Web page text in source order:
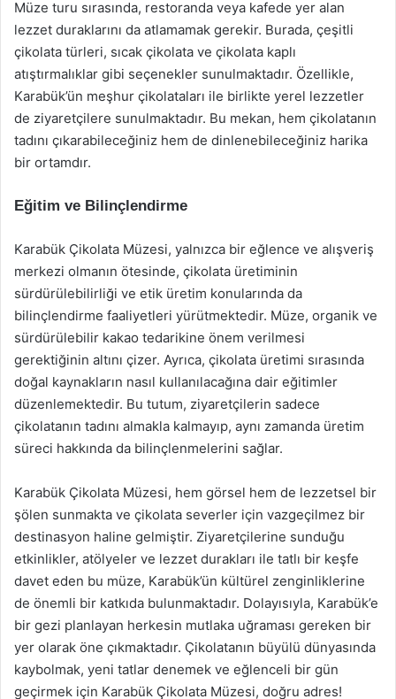
Müze turu sırasında, restoranda veya kafede yer alan
lezzet duraklarını da atlamamak gerekir. Burada, çeşitli
çikolata türleri, sıcak çikolata ve çikolata kaplı
atıştırmalıklar gibi seçenekler sunulmaktadır. Özellikle,
Karabük’ün meşhur çikolataları ile birlikte yerel lezzetler
de ziyaretçilere sunulmaktadır. Bu mekan, hem çikolatanın
tadını çıkarabileceğiniz hem de dinlenebileceğiniz harika
bir ortamdır.
Eğitim ve Bilinçlendirme
Karabük Çikolata Müzesi, yalnızca bir eğlence ve alışveriş
merkezi olmanın ötesinde, çikolata üretiminin
sürdürülebilirliği ve etik üretim konularında da
bilinçlendirme faaliyetleri yürütmektedir. Müze, organik ve
sürdürülebilir kakao tedarikine önem verilmesi
gerektiğinin altını çizer. Ayrıca, çikolata üretimi sırasında
doğal kaynakların nasıl kullanılacağına dair eğitimler
düzenlemektedir. Bu tutum, ziyaretçilerin sadece
çikolatanın tadını almakla kalmayıp, aynı zamanda üretim
süreci hakkında da bilinçlenmelerini sağlar.
Karabük Çikolata Müzesi, hem görsel hem de lezzetsel bir
şölen sunmakta ve çikolata severler için vazgeçilmez bir
destinasyon haline gelmiştir. Ziyaretçilerine sunduğu
etkinlikler, atölyeler ve lezzet durakları ile tatlı bir keşfe
davet eden bu müze, Karabük’ün kültürel zenginliklerine
de önemli bir katkıda bulunmaktadır. Dolayısıyla, Karabük’e
bir gezi planlayan herkesin mutlaka uğraması gereken bir
yer olarak öne çıkmaktadır. Çikolatanın büyülü dünyasında
kaybolmak, yeni tatlar denemek ve eğlenceli bir gün
geçirmek için Karabük Çikolata Müzesi, doğru adres!